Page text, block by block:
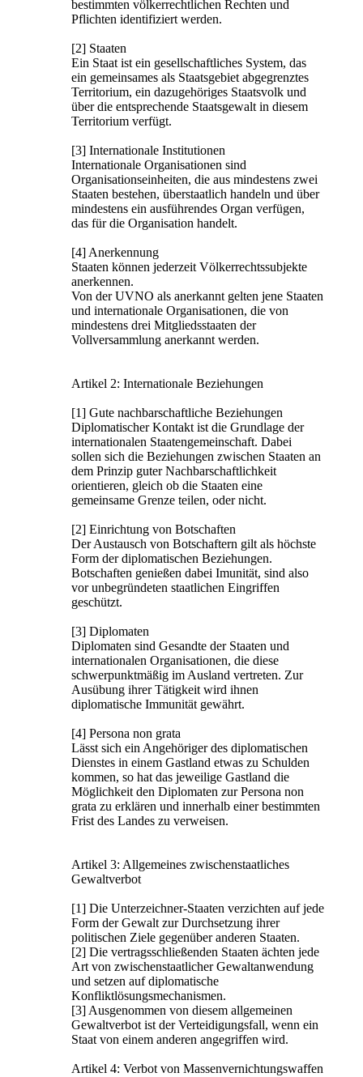
bestimmten völkerrechtlichen Rechten und
Pflichten identifiziert werden.
[2] Staaten
Ein Staat ist ein gesellschaftliches System, das
ein gemeinsames als Staatsgebiet abgegrenztes
Territorium, ein dazugehöriges Staatsvolk und
über die entsprechende Staatsgewalt in diesem
Territorium verfügt.
[3] Internationale Institutionen
Internationale Organisationen sind
Organisationseinheiten, die aus mindestens zwei
Staaten bestehen, überstaatlich handeln und über
mindestens ein ausführendes Organ verfügen,
das für die Organisation handelt.
[4] Anerkennung
Staaten können jederzeit Völkerrechtssubjekte
anerkennen.
Von der UVNO als anerkannt gelten jene Staaten
und internationale Organisationen, die von
mindestens drei Mitgliedsstaaten der
Vollversammlung anerkannt werden.
Artikel 2: Internationale Beziehungen
[1] Gute nachbarschaftliche Beziehungen
Diplomatischer Kontakt ist die Grundlage der
internationalen Staatengemeinschaft. Dabei
sollen sich die Beziehungen zwischen Staaten an
dem Prinzip guter Nachbarschaftlichkeit
orientieren, gleich ob die Staaten eine
gemeinsame Grenze teilen, oder nicht.
[2] Einrichtung von Botschaften
Der Austausch von Botschaftern gilt als höchste
Form der diplomatischen Beziehungen.
Botschaften genießen dabei Imunität, sind also
vor unbegründeten staatlichen Eingriffen
geschützt.
[3] Diplomaten
Diplomaten sind Gesandte der Staaten und
internationalen Organisationen, die diese
schwerpunktmäßig im Ausland vertreten. Zur
Ausübung ihrer Tätigkeit wird ihnen
diplomatische Immunität gewährt.
[4] Persona non grata
Lässt sich ein Angehöriger des diplomatischen
Dienstes in einem Gastland etwas zu Schulden
kommen, so hat das jeweilige Gastland die
Möglichkeit den Diplomaten zur Persona non
grata zu erklären und innerhalb einer bestimmten
Frist des Landes zu verweisen.
Artikel 3: Allgemeines zwischenstaatliches
Gewaltverbot
[1] Die Unterzeichner-Staaten verzichten auf jede
Form der Gewalt zur Durchsetzung ihrer
politischen Ziele gegenüber anderen Staaten.
[2] Die vertragsschließenden Staaten ächten jede
Art von zwischenstaatlicher Gewaltanwendung
und setzen auf diplomatische
Konfliktlösungsmechanismen.
[3] Ausgenommen von diesem allgemeinen
Gewaltverbot ist der Verteidigungsfall, wenn ein
Staat von einem anderen angegriffen wird.
Artikel 4: Verbot von Massenvernichtungswaffen